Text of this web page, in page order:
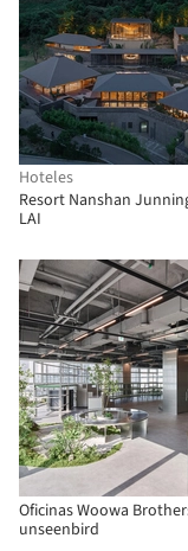
Hoteles
Resort Nanshan
LAI
Oficinas Woowa
unseenbird